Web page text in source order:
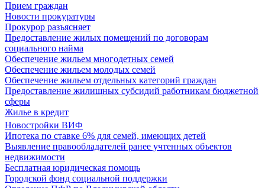
Прием граждан
Новости прокуратуры
Прокурор разъясняет
Предоставление жилых помещений по договорам
социального найма
Обеспечение жильем многодетных семей
Обеспечение жильем молодых семей
Обеспечение жильем отдельных категорий граждан
Предоставление жилищных субсидий работникам бюджетной
сферы
Жилье в кредит
Новостройки ВИФ
Ипотека по ставке 6% для семей, имеющих детей
Выявление правообладателей ранее учтенных объектов
недвижимости
Бесплатная юридическая помощь
Городской фонд социальной поддержки